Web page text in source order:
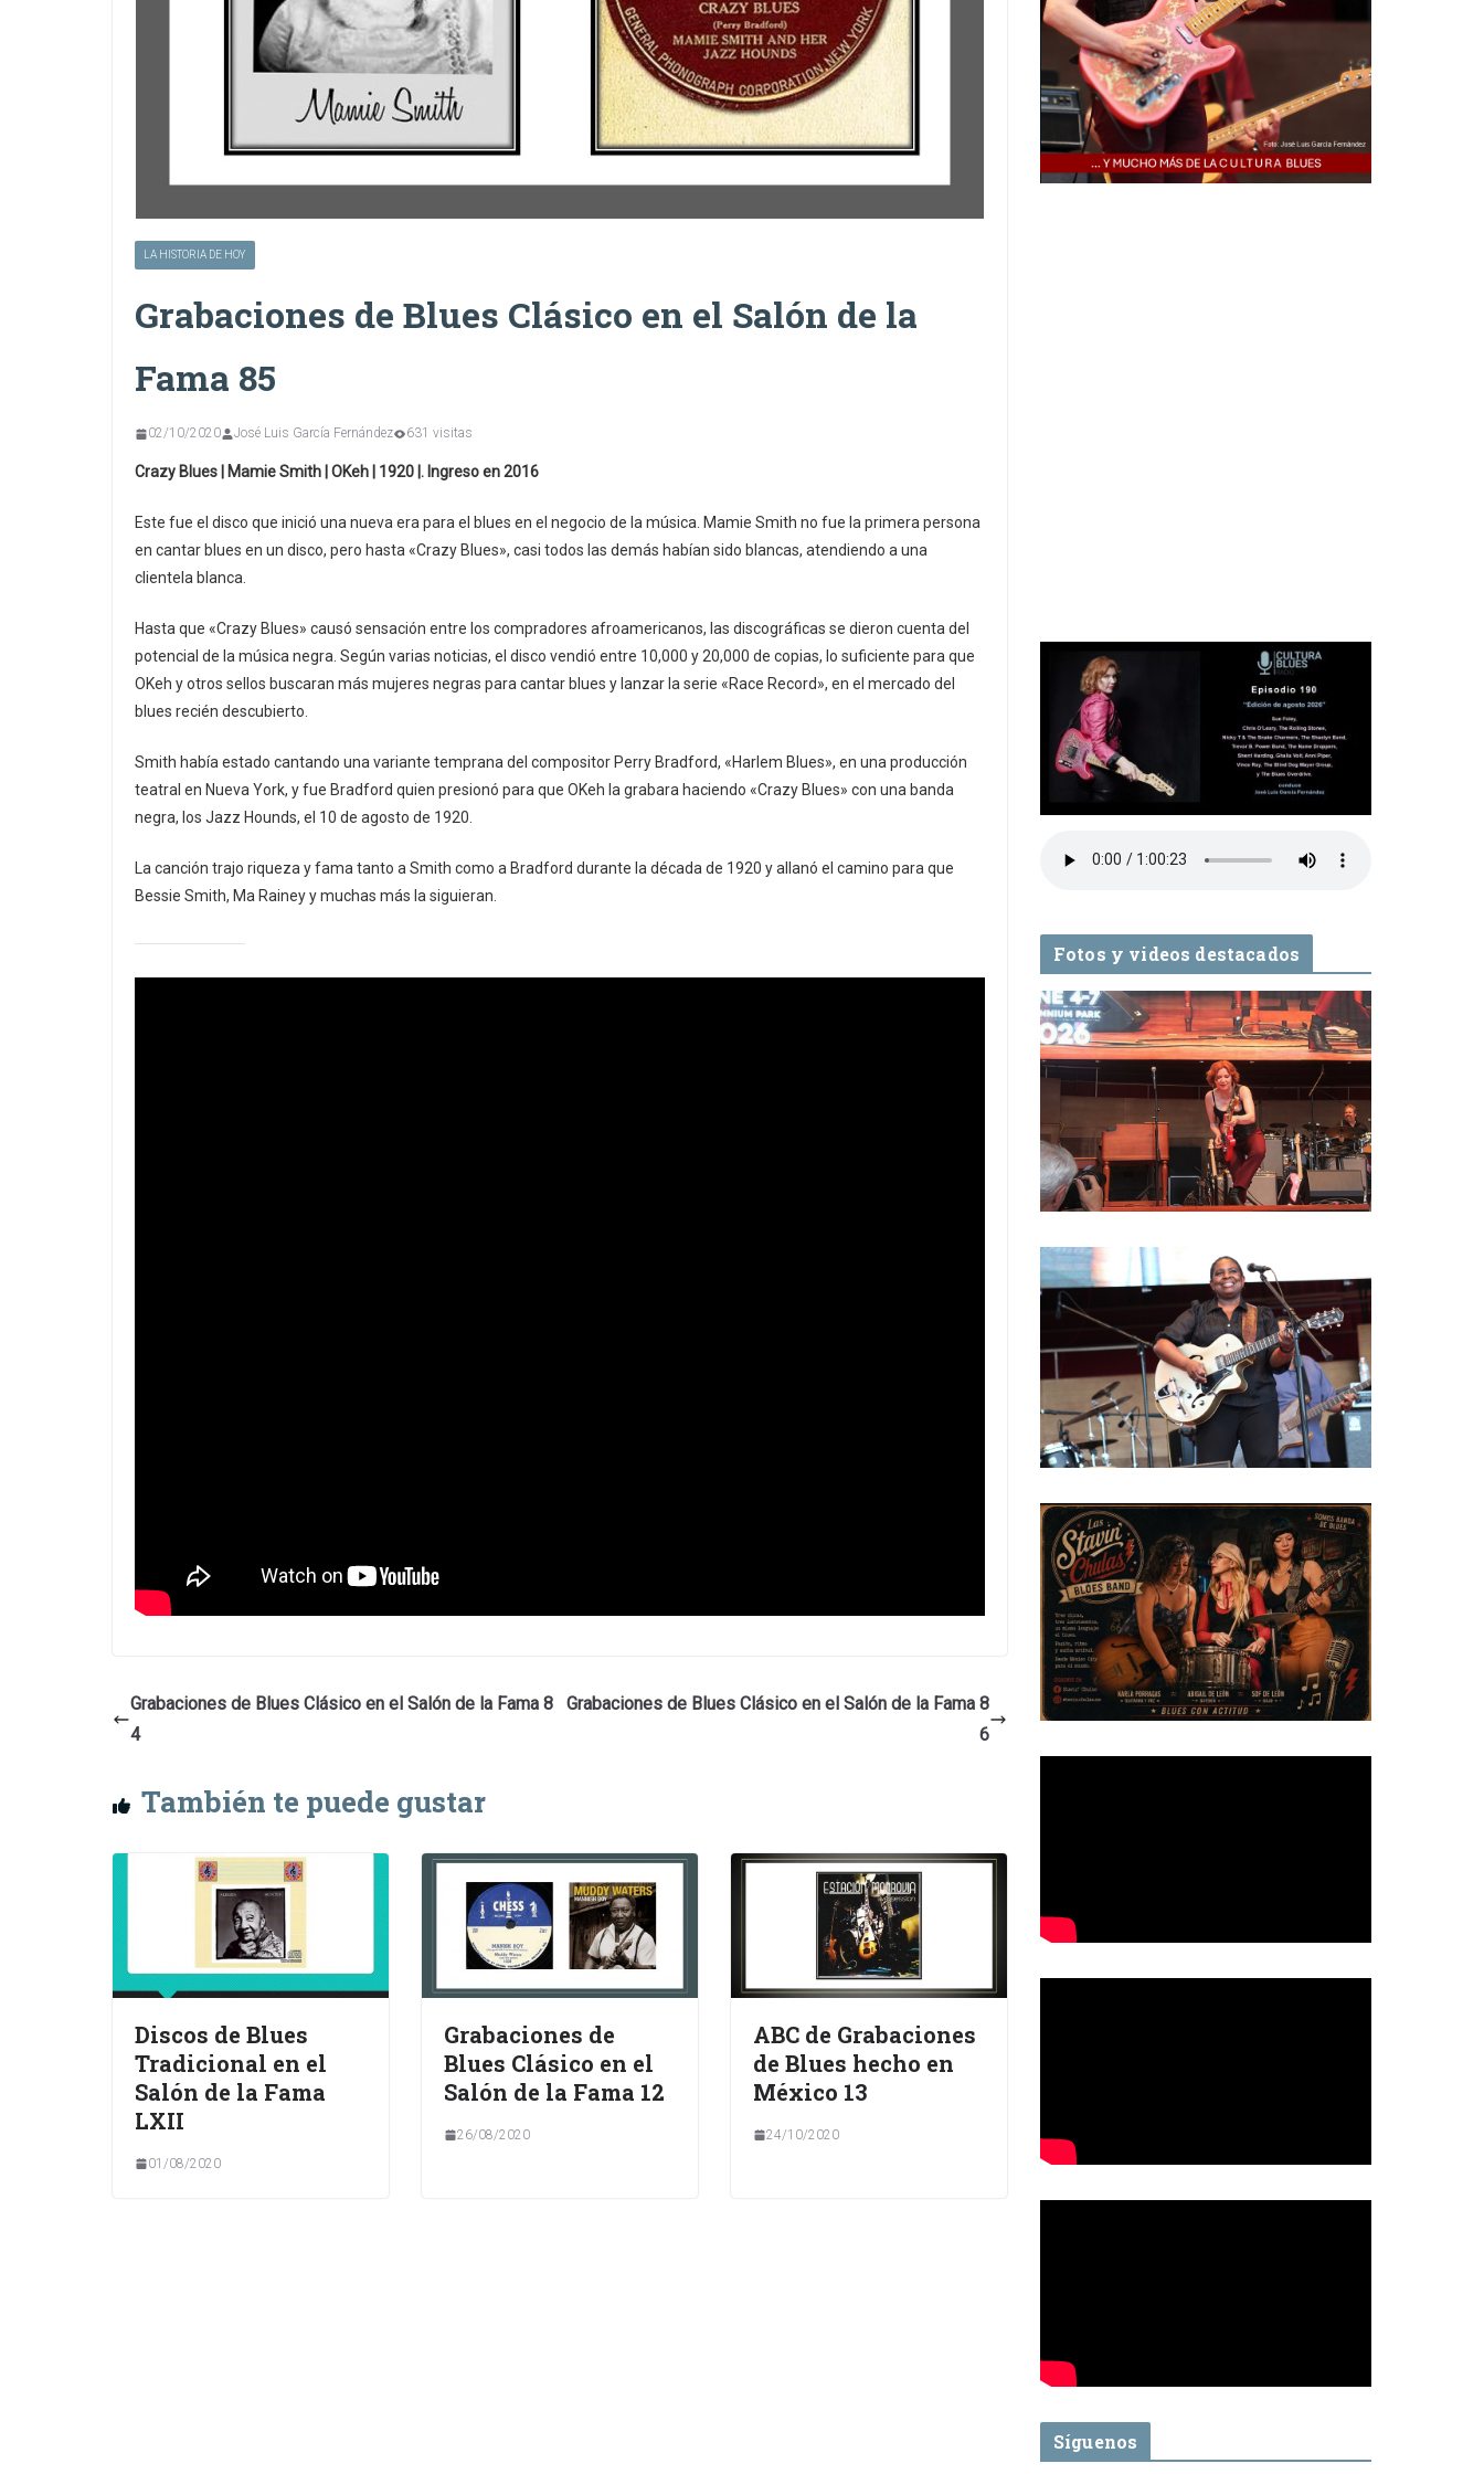
LA HISTORIA DE HOY
Grabaciones de Blues Clásico en el Salón de la
Fama 85
02/10/2020 José Luis García Fernández 631 visitas
Crazy Blues | Mamie Smith | OKeh | 1920 |. Ingreso en 2016
Este fue el disco que inició una nueva era para el blues en el negocio de la música. Mamie Smith no fue la primera persona
en cantar blues en un disco, pero hasta «Crazy Blues», casi todos las demás habían sido blancas, atendiendo a una
clientela blanca.
Hasta que «Crazy Blues» causó sensación entre los compradores afroamericanos, las discográficas se dieron cuenta del
potencial de la música negra. Según varias noticias, el disco vendió entre 10,000 y 20,000 de copias, lo suficiente para que
OKeh y otros sellos buscaran más mujeres negras para cantar blues y lanzar la serie «Race Record», en el mercado del
blues recién descubierto.
Smith había estado cantando una variante temprana del compositor Perry Bradford, «Harlem Blues», en una producción
teatral en Nueva York, y fue Bradford quien presionó para que OKeh la grabara haciendo «Crazy Blues» con una banda
negra, los Jazz Hounds, el 10 de agosto de 1920.
La canción trajo riqueza y fama tanto a Smith como a Bradford durante la década de 1920 y allanó el camino para que
Bessie Smith, Ma Rainey y muchas más la siguieran.
Grabaciones de Blues Clásico en el Salón de la Fama 8
4
Grabaciones de Blues Clásico en el Salón de la Fama 8
6
También te puede gustar
Discos de Blues
Tradicional en el
Salón de la Fama
LXII
01/08/2020
Grabaciones de
Blues Clásico en el
Salón de la Fama 12
26/08/2020
ABC de Grabaciones
de Blues hecho en
México 13
24/10/2020
Fotos y videos destacados
Síguenos